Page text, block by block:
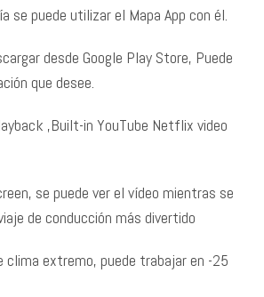
se puede utilizar el Mapa App con él.
desde Google Play Store, Puede
que desee.
,Built-in YouTube Netflix video
se puede ver el vídeo mientras se
de conducción más divertido
clima extremo, puede trabajar en -25